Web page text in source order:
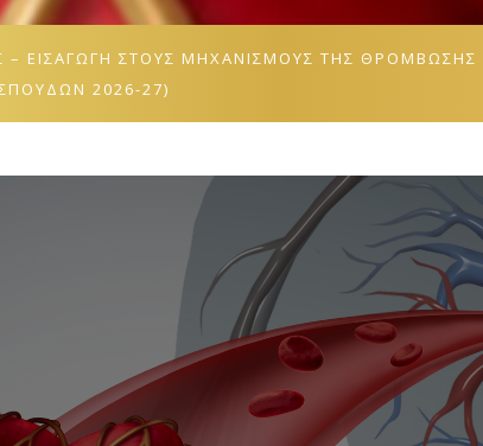
– ΕΙΣΑΓΩΓΉ ΣΤΟΥΣ ΜΗΧΑΝΙΣΜΟΎΣ ΤΗΣ
2026-27)